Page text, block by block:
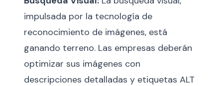
impulsada por la tecnología de
reconocimiento de imágenes, está
ganando terreno. Las empresas deberán
optimizar sus imágenes con
descripciones detalladas y etiquetas ALT